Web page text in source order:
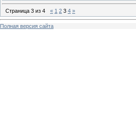
Страница 3 из 4 « 1 2 3 4 »
Полная версия сайта